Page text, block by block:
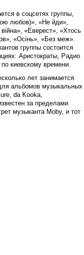
в соцсетях группы,
любов)», «Не йди»,
«Еверест», «Хтось
«Осінь», «Без меж».
группы состоится
Аристократы, Радио
киевскому времени.
лет занимается
альбомов музыкальных
da Kooka,
за пределами
музыканта Moby, и тот